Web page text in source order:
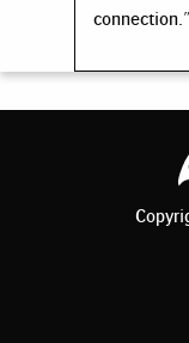
connection."